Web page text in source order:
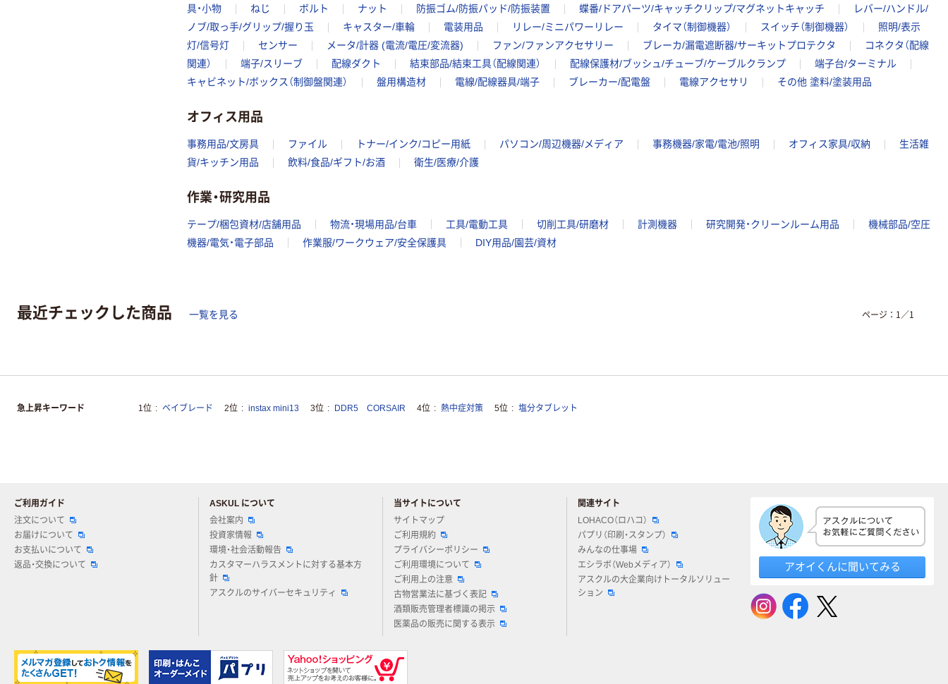
具・小物
ねじ ボルト ナット 防振ゴム/防振パッド/防振装置 蝶番/ドアパーツ/キャッチクリップ/マグネットキャッチ
レバー/ハンドル/
ノブ/取っ手/グリップ/握り玉
キャスター/車輪 電装用品 リレー/ミニパワーリレー タイマ（制御機器） スイッチ（制御機器）
照明/表示
灯/信号灯
センサー メータ/計器 (電流/電圧/変流器) ファン/ファンアクセサリー ブレーカ/漏電遮断器/サーキットプロテクタ
コネクタ（配線
関連）
端子/スリーブ 配線ダクト 結束部品/結束工具（配線関連） 配線保護材/ブッシュ/チューブ/ケーブルクランプ
端子台/ターミナル
キャビネット/ボックス（制御盤関連）
盤用構造材 電線/配線器具/端子 ブレーカー/配電盤 電線アクセサリ その他 塗料/塗装用品
オフィス用品
事務用品/文房具 ファイル トナー/インク/コピー用紙 パソコン/周辺機器/メディア 事務機器/家電/電池/照明 オフィス家具/収納
生活雑
貨/キッチン用品
飲料/食品/ギフト/お酒 衛生/医療/介護
作業・研究用品
テープ/梱包資材/店舗用品 物流・現場用品/台車 工具/電動工具 切削工具/研磨材 計測機器 研究開発・クリーンルーム用品
機械部品/空圧
機器/電気・電子部品
作業服/ワークウェア/安全保護具 DIY用品/園芸/資材
最近チェックした商品 一覧を見る ページ： 1 ／1
急上昇キーワード 1位 ベイブレード 2位 instax mini13 3位 DDR5 CORSAIR 4位 熱中症対策 5位 塩分タブレット
ご利用ガイド
注文について
お届けについて
お支払いについて
返品・交換について
ASKUL について
会社案内
投資家情報
環境・社会活動報告
カスタマーハラスメントに対する基本方
針
アスクルのサイバーセキュリティ
当サイトについて
サイトマップ
ご利用規約
プライバシーポリシー
ご利用環境について
ご利用上の注意
古物営業法に基づく表記
酒類販売管理者標識の掲示
医薬品の販売に関する表示
関連サイト
LOHACO（ロハコ）
パプリ（印刷・スタンプ）
みんなの仕事場
エシラボ（Webメディア）
アスクルの大企業向けトータルソリュー
ション
アオイくんに聞いてみる